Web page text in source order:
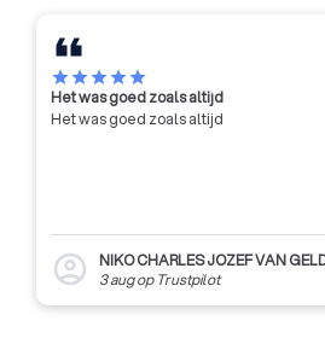
starstarstarstarstar
Het was goed zoals altijd
Het was goed zoals altijd
account_circle
NIKO CHARLES JOZEF VAN
3 augop Trustpilot